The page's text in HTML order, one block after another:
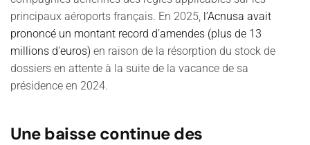
principaux aéroports français. En 2025, l’Acnusa avait
prononcé un montant record d’amendes (plus de 13
millions d'euros) en raison de la résorption du stock de
dossiers en attente à la suite de la vacance de sa
présidence en 2024.
Une baisse continue des